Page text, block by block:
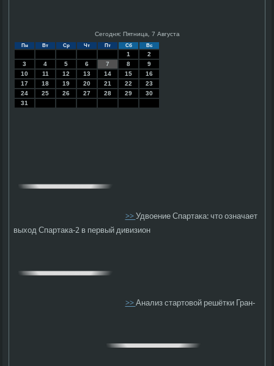
Сегодня: Пятница, 7 Августа
Пн Вт Ср Чт Пт Сб Вс
1
2
3
4 5 6 7 8
9
10
11 12 13 14 15
16
17
18 19 20 21 22
23
24
25 26 27 28 29
30
31
>>Удвоение Спартака: что означает
выход Спартака-2 в первый дивизион
>>Анализ стартовой решётки Гран-